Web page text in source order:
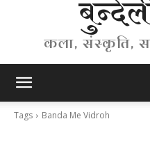
कला, संस्कृति,
Tags Banda Me Vidroh